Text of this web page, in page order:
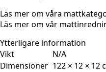
Läs mer om våra
Läs mer om vår
Ytterligare information
Vikt
N/A
Dimensioner 122 × 12 × 12